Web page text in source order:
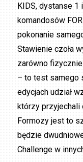
KIDS, dystanse
komandosów
pokonanie
Stawienie czoła
zarówno
– to test samego
edycjach udział
którzy przyjechali
Formozy jest to
będzie
Challenge w